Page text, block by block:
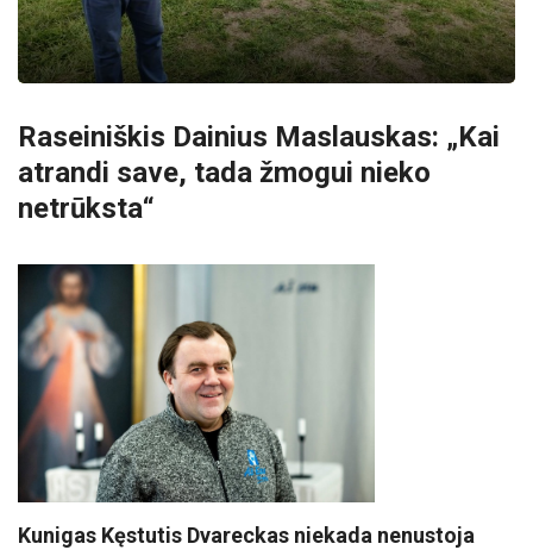
Raseiniškis Dainius Maslauskas: „Kai
atrandi save, tada žmogui nieko
netrūksta“
Kunigas Kęstutis Dvareckas niekada nenustoja